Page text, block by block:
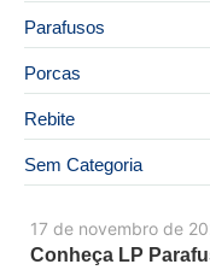
17 de novembro de
Conheça LP
Parafusos
Porcas
Rebite
Sem Categoria